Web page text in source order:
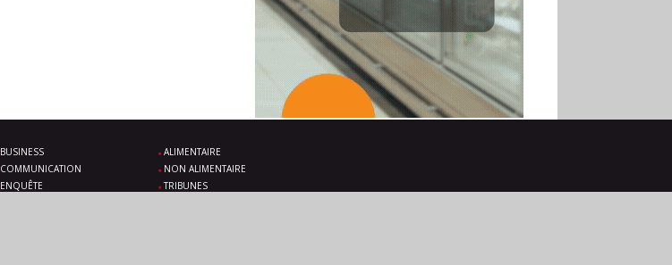
BUSINESS
COMMUNICATION
ENQUÊTE
ALIMENTAIRE
NON ALIMENTAIRE
TRIBUNES